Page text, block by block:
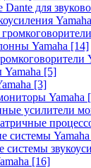
для
Yamaha
Yamaha [14]
[5]
[3]
Yamaha
усилители
системы Yamaha
[16]